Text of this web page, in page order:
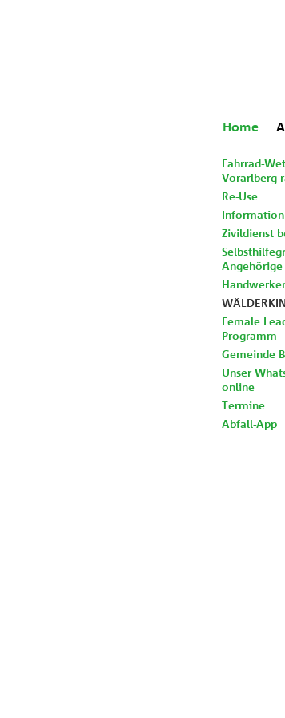
Home
Fahrrad-
Vorarlberg
Re-Use
Zivildienst
Angehörige
Female
Programm
Gemeinde
Unser
online
Termine
Abfall-App